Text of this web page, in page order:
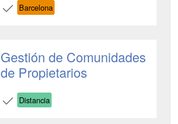
Barcelona
Gestión de Comunidades
de Propietarios
Distancia